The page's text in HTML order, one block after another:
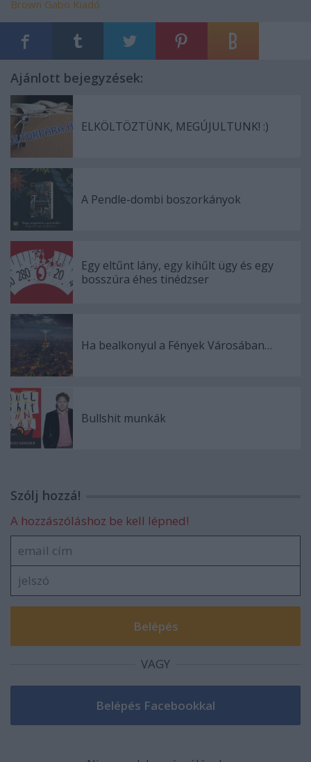
Brown Gabo Kiadó
Ajánlott bejegyzések:
ELKÖLTÖZTÜNK, MEGÚJULTUNK! :)
A Pendle-dombi boszorkányok
Egy eltűnt lány, egy kihűlt ügy és egy
bosszúra éhes tinédzser
Ha bealkonyul a Fények Városában…
Bullshit munkák
Szólj hozzá!
A hozzászóláshoz be kell lépned!
VAGY